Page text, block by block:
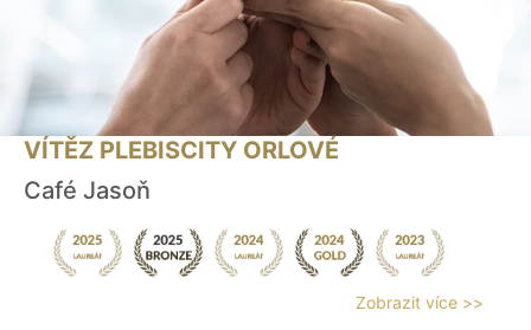
VÍTĚZ PLEBISCITY ORLOVÉ
Café Jasoň
Zobrazit více >>